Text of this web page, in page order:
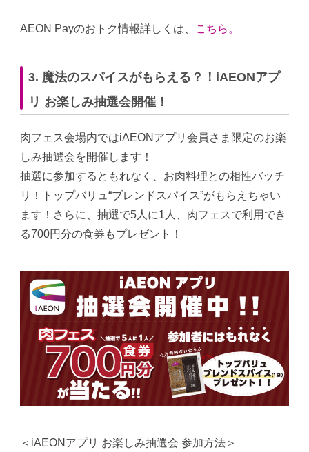
AEON Payのおトク情報詳しくは、 こちら。
3. 魔法のスパイスがもらえる？！iAEONアプ
リ お楽しみ抽選会開催！
肉フェス会場内ではiAEONアプリ会員さま限定のお楽
しみ抽選会を開催します！
抽選に参加するともれなく、お肉料理との相性バッチ
リ！トップバリュ“ブレンドスパイス”がもらえちゃい
ます！さらに、抽選で5人に1人、肉フェスで利用でき
る700円分の食券もプレゼント！
＜iAEONアプリ お楽しみ抽選会 参加方法＞